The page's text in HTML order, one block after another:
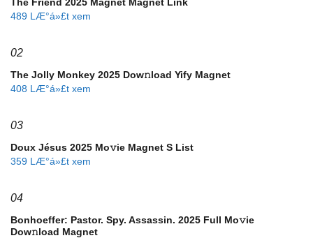
The Friend 2025 Magnet Magnet Link
489 LÆ°á»£t xem
02
The Jolly Monkey 2025 Dow𝚗load Yify Magnet
408 LÆ°á»£t xem
03
Doux Jésus 2025 Mo𝚟ie Magnet S List
359 LÆ°á»£t xem
04
Bonhoeffer: Pastor. Spy. Assassin. 2025 Full Mo𝚟ie
Dow𝚗load Magnet